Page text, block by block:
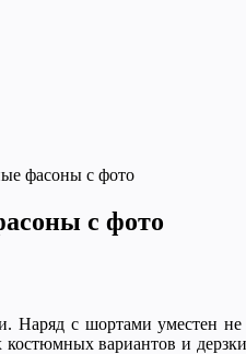
фасоны с фото
с фото
Наряд с шортами уместен
костюмных вариантов и